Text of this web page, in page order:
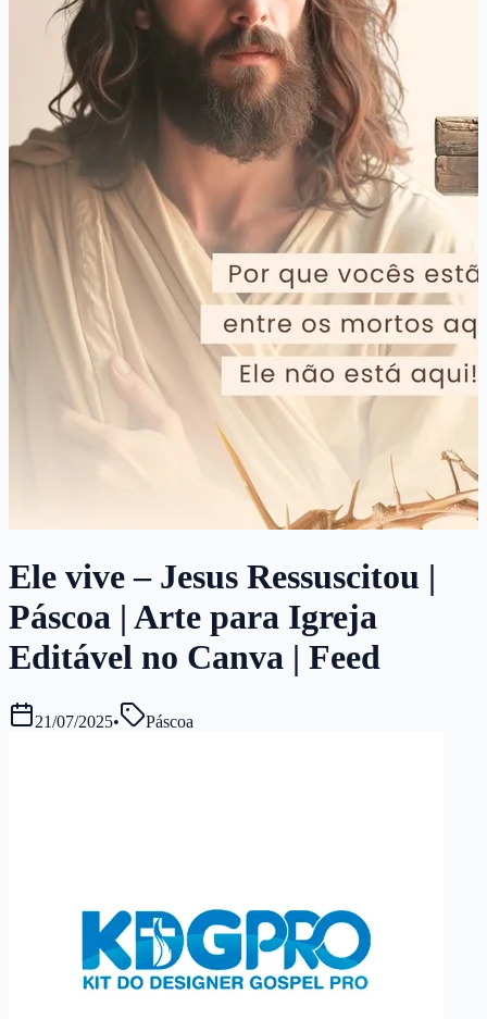
Ele vive – Jesus Ressuscitou |
Páscoa | Arte para Igreja
Editável no Canva | Feed
21/07/2025• Páscoa